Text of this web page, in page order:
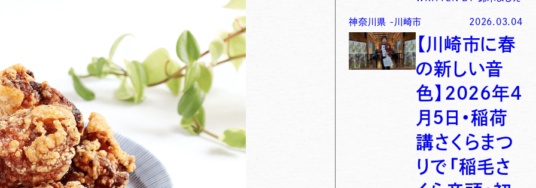
神奈川県 - 川崎市 2026.03.04
【川崎市に春
の新しい音
色】2026年4
月5日・稲荷
講さくらまつ
りで「稲毛さ